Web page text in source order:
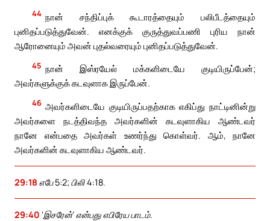
44 நான் சந்திப்புக் கூடாரத்தையும் பலிபீடத்தையும்
புனிதப்படுத்துவேன். எனக்குக் குருத்துவப்பணி புரிய நான்
ஆரோனையும் அவன் புதல்வரையும் புனிதப்படுத்துவேன்.
45 நான் இஸ்ரயேல் மக்களிடையே குடியிருப்பேன்;
அவர்களுக்குக் கடவுளாக இருப்பேன்.
46 அவர்களிடையே குடியிருப்பதற்காக எகிப்து நாட்டினின்று
அவர்களை நடத்திவந்த அவர்களின் கடவுளாகிய ஆண்டவர்
நானே என்பதை அவர்கள் உணர்ந்து கொள்வர். ஆம், நானே
அவர்களின் கடவுளாகிய ஆண்டவர்.
29:18 எபே 5:2; பிலி 4:18.
29:40 ‘இசரேன்’ என்பது எபிரேய பாடம்.